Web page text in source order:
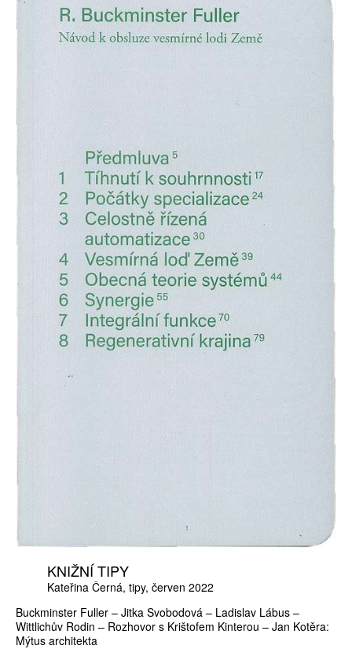
KNIŽNÍ TIPY
Kateřina Černá tipy červen 2022
Buckminster Fuller – Jitka Svobodová – Ladislav Lábus –
Wittlichův Rodin – Rozhovor s Krištofem Kinterou – Jan Kotěra:
Mýtus architekta